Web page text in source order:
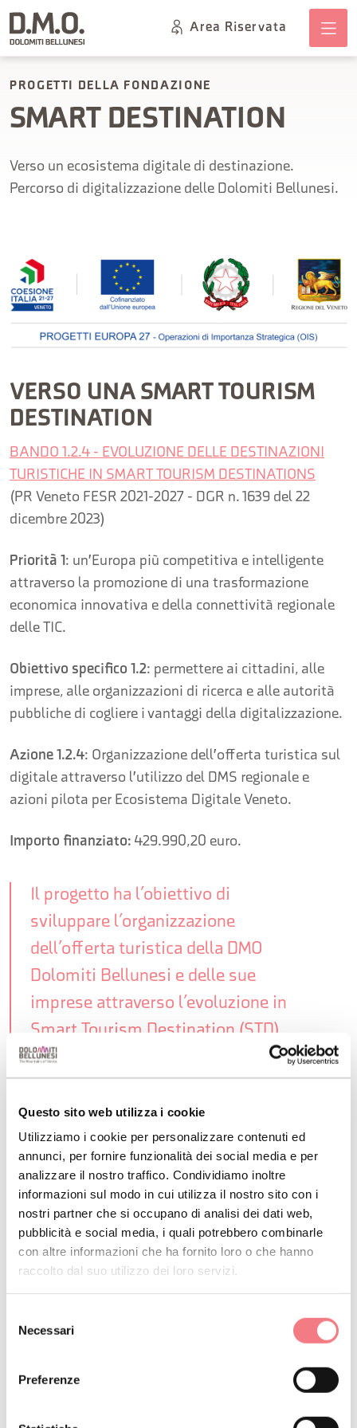
Questo sito web utilizza i cookie
Utilizziamo i cookie per personalizzare contenuti ed
annunci, per fornire funzionalità dei social media e per
analizzare il nostro traffico. Condividiamo inoltre
informazioni sul modo in cui utilizza il nostro sito con i
nostri partner che si occupano di analisi dei dati web,
pubblicità e social media, i quali potrebbero combinarle
con altre informazioni che ha fornito loro o che hanno
raccolto dal suo utilizzo dei loro servizi.
delNecessari
Preferenze
Area Riservata
SMART DESTINATION
PROGETTI DELLA FONDAZIONE
Verso un ecosistema digitale di destinazione.
Percorso di digitalizzazione delle Dolomiti Bellunesi.
VERSO UNA SMART TOURISM
DESTINATION
BANDO 1.2.4 - EVOLUZIONE DELLE DESTINAZIONI
TURISTICHE IN SMART TOURISM DESTINATIONS
(PR Veneto FESR 2021-2027 - DGR n. 1639 del 22
dicembre 2023)
Priorità 1: un'Europa più competitiva e intelligente
attraverso la promozione di una trasformazione
economica innovativa e della connettività regionale
delle TIC.
Obiettivo specifico 1.2: permettere ai cittadini, alle
imprese, alle organizzazioni di ricerca e alle autorità
pubbliche di cogliere i vantaggi della digitalizzazione.
Azione 1.2.4: Organizzazione dell'offerta turistica sul
digitale attraverso l'utilizzo del DMS regionale e
azioni pilota per Ecosistema Digitale Veneto.
Importo finanziato: 429.990,20 euro.
Il progetto ha l’obiettivo di
sviluppare l’organizzazione
dell’offerta turistica della DMO
Dolomiti Bellunesi e delle sue
imprese attraverso l’evoluzione in
Smart Tourism Destination (STD).
prodotti per l’ospitalità, ai servizi, agli spazi
ed alle esperienze tramite l’adozione di
soluzioni innovative basate
sull’Information Communication
Technology (ICT), rendendo al contempo il
turismo sostenibile e accessibile nonché
sfruttando appieno il loro patrimonio
culturale e creativo.
La proposta progettuale e gli interventi,
divisi tra due fasi progettuali, porteranno la